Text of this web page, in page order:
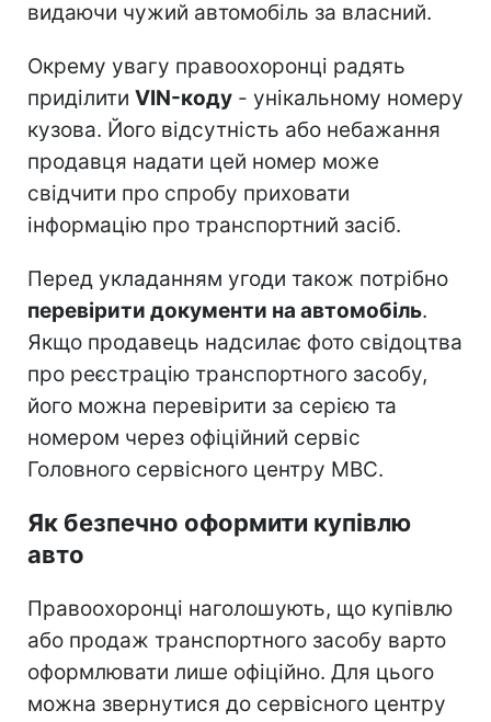
видаючи чужий автомобіль за власний.
Окрему увагу правоохоронці радять
приділити VIN-коду - унікальному номеру
кузова. Його відсутність або небажання
продавця надати цей номер може
свідчити про спробу приховати
інформацію про транспортний засіб.
Перед укладанням угоди також потрібно
перевірити документи на автомобіль.
Якщо продавець надсилає фото свідоцтва
про реєстрацію транспортного засобу,
його можна перевірити за серією та
номером через офіційний сервіс
Головного сервісного центру МВС.
Як безпечно оформити купівлю
авто
Правоохоронці наголошують, що купівлю
або продаж транспортного засобу варто
оформлювати лише офіційно. Для цього
можна звернутися до сервісного центру